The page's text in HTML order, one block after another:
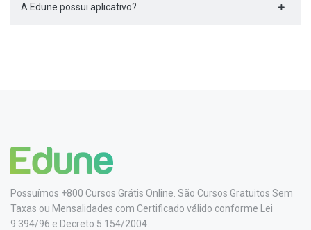
A Edune possui aplicativo?
Possuímos +800 Cursos Grátis Online. São Cursos Gratuitos Sem
Taxas ou Mensalidades com Certificado válido conforme Lei
9.394/96 e Decreto 5.154/2004.